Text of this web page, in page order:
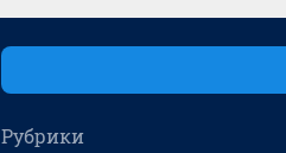
Рубрики